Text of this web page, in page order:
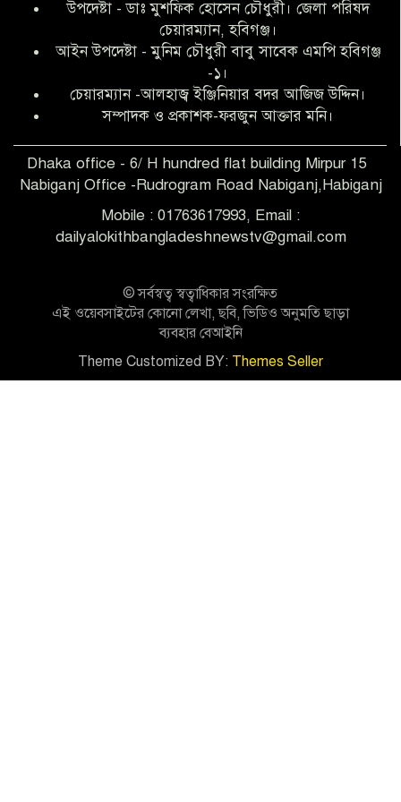
আব্দুল হক তালুকদার ফাউন্ডেশন মানবতার
শিকড় ছুঁই ছুঁই,ফরজুন আক্তার মনি
সিলেট রেঞ্জের শ্রেষ্ঠ ওসি নির্বাচিত হলেন
নবীগঞ্জ থানার ওসি মোনায়েম
‎নবীগঞ্জে এক সাজাপ্রাপ্ত পলাতক আসামি
শিশু ধর্ষণের অভিযোগে অভিযুক্ত গ্রেফতার ১
শিকার,ওসির নেতৃত্বে একদল পুলিশের
সাঁড়াশি অভিযানে গ্রেফতার ১
উপদেষ্টা - ডাঃ মুশফিক হোসেন চৌধুরী। জেলা পরিষদ
চেয়ারম্যান, হবিগঞ্জ।
আইন উপদেষ্টা - মুনিম চৌধুরী বাবু সাবেক এমপি হবিগঞ্জ
-১।
চেয়ারম্যান -আলহাজ্ব ইঞ্জিনিয়ার বদর আজিজ উদ্দিন।
সম্পাদক ও প্রকাশক-ফরজুন আক্তার মনি।
Dhaka office - 6/ H hundred flat building Mirpur 15
Nabiganj Office -Rudrogram Road Nabiganj,Habiganj
Mobile : 01763617993, Email :
dailyalokithbangladeshnewstv@gmail.com
© সর্বস্বত্ব স্বত্বাধিকার সংরক্ষিত
এই ওয়েবসাইটের কোনো লেখা, ছবি, ভিডিও অনুমতি ছাড়া
ব্যবহার বেআইনি
Theme Customized BY: Themes Seller